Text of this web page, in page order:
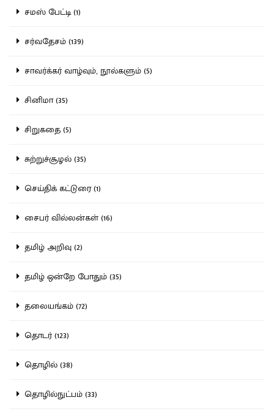
சமஸ் பேட்டி (1)
சர்வதேசம் (139)
சாவர்க்கர் வாழ்வும், நூல்களும் (5)
சினிமா (35)
சிறுகதை (5)
சுற்றுச்சூழல் (35)
செய்திக் கட்டுரை (1)
சைபர் வில்லன்கள் (16)
தமிழ் அறிவு (2)
தமிழ் ஒன்றே போதும் (35)
தலையங்கம் (72)
தொடர் (123)
தொழில் (38)
தொழில்நுட்பம் (33)